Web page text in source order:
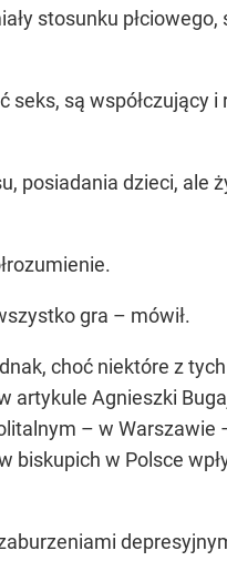
stosunku płciowego,
są współczujący i
posiadania dzieci, ale
gra – mówił.
choć niektóre z
artykule Agnieszki
– w Warszawie
biskupich w Polsce